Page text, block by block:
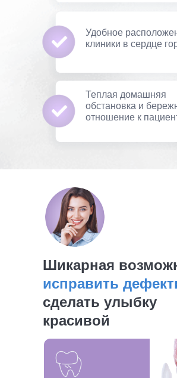
Удобное
клиники в сердце
Теплая домашняя
обстановка и
отношение к
Шикарная
исправить
сделать улыбку
красивой